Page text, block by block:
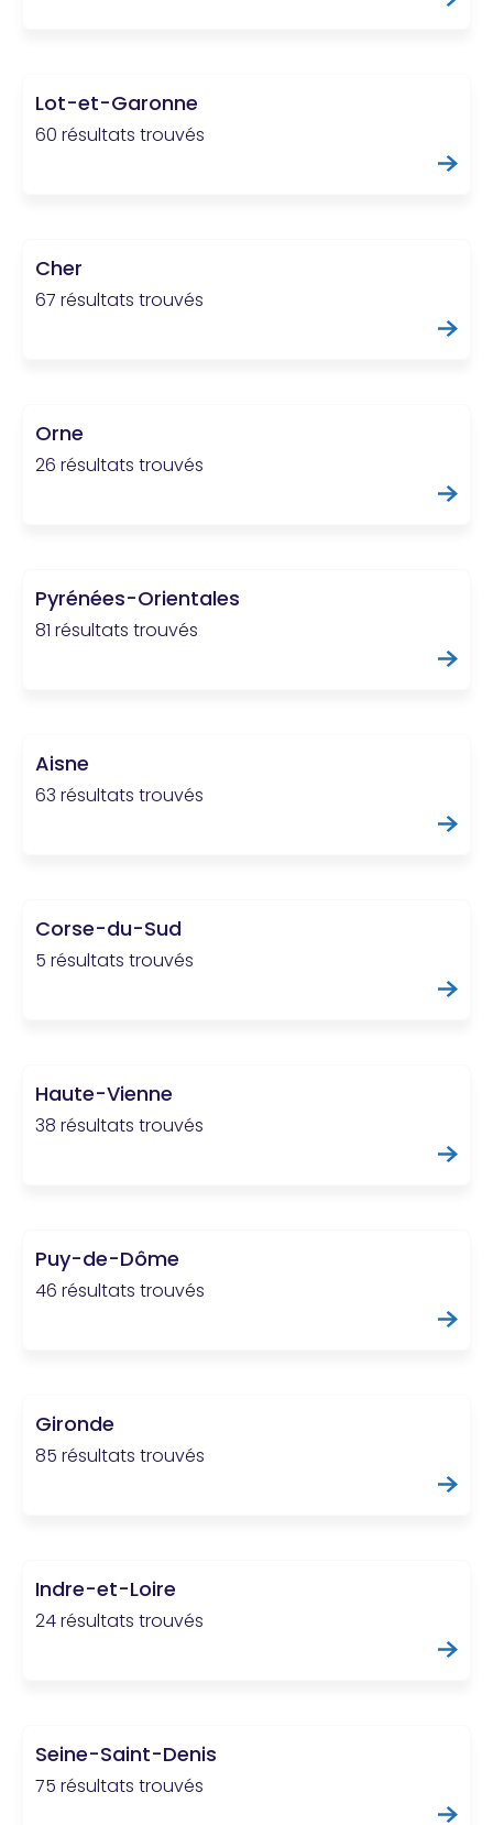
Lot-et-Garonne
60 résultats trouvés
Cher
67 résultats trouvés
Orne
26 résultats trouvés
Pyrénées-Orientales
81 résultats trouvés
Aisne
63 résultats trouvés
Corse-du-Sud
5 résultats trouvés
Haute-Vienne
38 résultats trouvés
Puy-de-Dôme
46 résultats trouvés
Gironde
85 résultats trouvés
Indre-et-Loire
24 résultats trouvés
Seine-Saint-Denis
75 résultats trouvés